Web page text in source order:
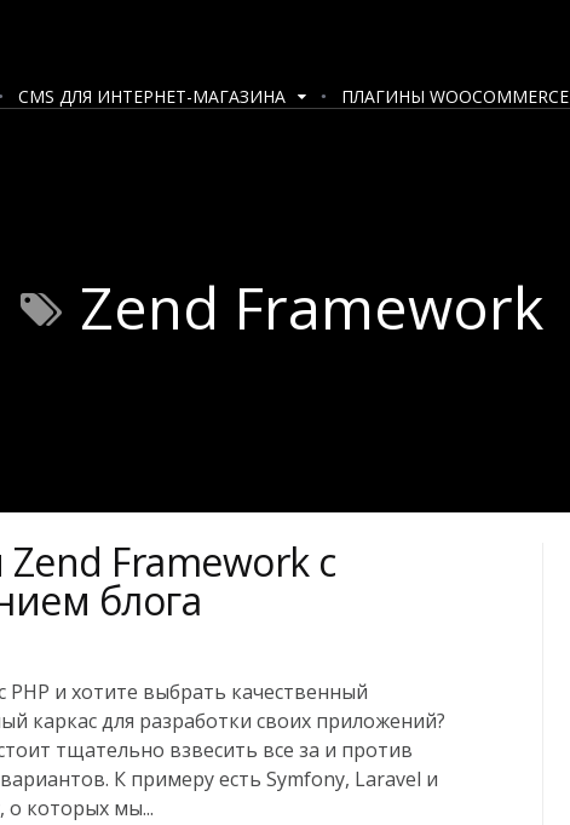
CMS ДЛЯ ИНТЕРНЕТ-МАГАЗИНА ПЛАГИНЫ WOOCOMMERCE
Zend Framework
Zend Framework с
блога
PHP и хотите выбрать качественный
каркас для разработки своих приложений?
тщательно взвесить все за и против
К примеру есть Symfony, Laravel и
о которых мы...